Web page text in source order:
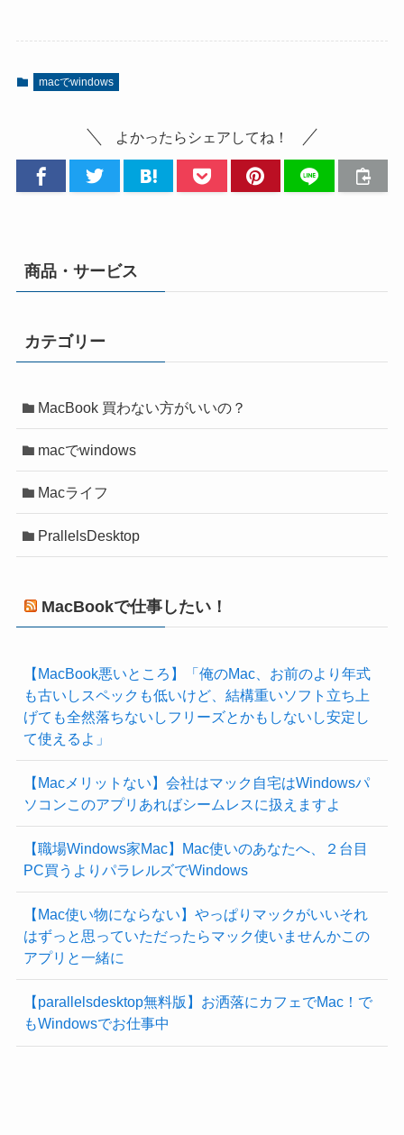
macでwindows
よかったらシェアしてね！
商品・サービス
カテゴリー
MacBook 買わない方がいいの？
macでwindows
Macライフ
PrallelsDesktop
MacBookで仕事したい！
【MacBook悪いところ】「俺のMac、お前のより年式
も古いしスペックも低いけど、結構重いソフト立ち上
げても全然落ちないしフリーズとかもしないし安定し
て使えるよ」
【Macメリットない】会社はマック自宅はWindowsパ
ソコンこのアプリあればシームレスに扱えますよ
【職場Windows家Mac】Mac使いのあなたへ、２台目
PC買うよりパラレルズでWindows
【Mac使い物にならない】やっぱりマックがいいそれ
はずっと思っていただったらマック使いませんかこの
アプリと一緒に
【parallelsdesktop無料版】お洒落にカフェでMac！で
もWindowsでお仕事中